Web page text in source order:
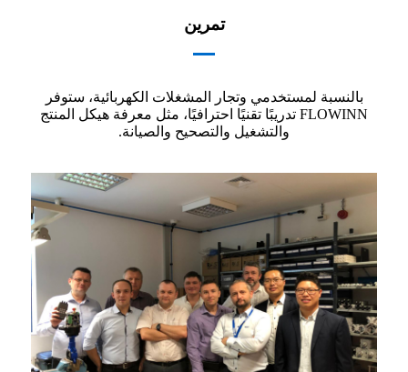
تمرين
بالنسبة لمستخدمي وتجار المشغلات الكهربائية، ستوفر
FLOWINN تدريبًا تقنيًا احترافيًا، مثل معرفة هيكل المنتج
والتشغيل والتصحيح والصيانة.